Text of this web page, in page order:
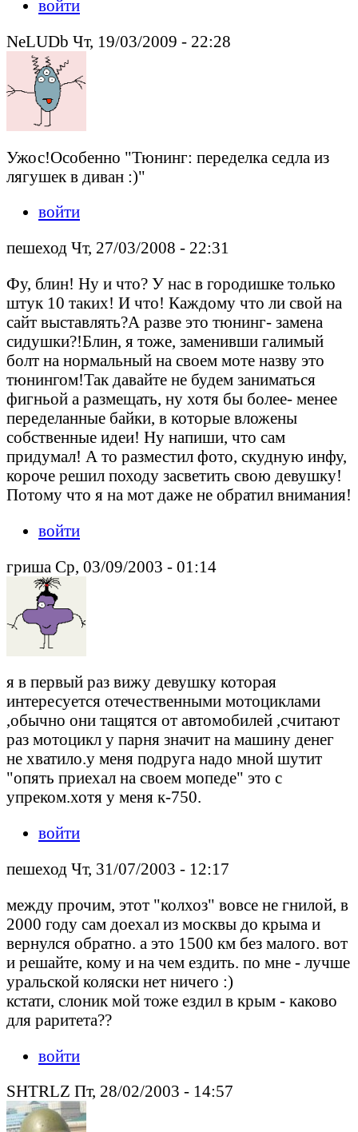
войти
NeLUDb Чт, 19/03/2009 - 22:28
Ужос!Особенно "Тюнинг: переделка седла из
лягушек в диван :)"
войти
пешеход Чт, 27/03/2008 - 22:31
Фу, блин! Ну и что? У нас в городишке только
штук 10 таких! И что! Каждому что ли свой на
сайт выставлять?А разве это тюнинг- замена
сидушки?!Блин, я тоже, заменивши галимый
болт на нормальный на своем моте назву это
тюнингом!Так давайте не будем заниматься
фигньой а размещать, ну хотя бы более- менее
переделанные байки, в которые вложены
собственные идеи! Ну напиши, что сам
придумал! А то разместил фото, скудную инфу,
короче решил походу засветить свою девушку!
Потому что я на мот даже не обратил внимания!
войти
гриша Ср, 03/09/2003 - 01:14
я в первый раз вижу девушку которая
интересуется отечественными мотоциклами
,обычно они тащятся от автомобилей ,считают
раз мотоцикл у парня значит на машину денег
не хватило.у меня подруга надо мной шутит
"опять приехал на своем мопеде" это с
упреком.хотя у меня к-750.
войти
пешеход Чт, 31/07/2003 - 12:17
между прочим, этот "колхоз" вовсе не гнилой, в
2000 году сам доехал из москвы до крыма и
вернулся обратно. а это 1500 км без малого. вот
и решайте, кому и на чем ездить. по мне - лучше
уральской коляски нет ничего :)
кстати, слоник мой тоже ездил в крым - каково
для раритета??
войти
SHTRLZ Пт, 28/02/2003 - 14:57